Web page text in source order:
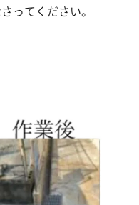
ってください。